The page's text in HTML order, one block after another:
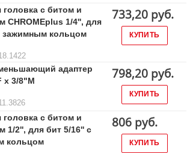
головка с битом и
CHROMEplus 1/4'', для
зажимным кольцом
733,20 руб.
КУПИТЬ
адаптер
x 3/8"M
798,20 руб.
КУПИТЬ
головка с битом и
1/2'', для бит 5/16'' с
кольцом
806 руб.
КУПИТЬ